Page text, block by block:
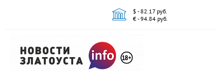
$ - 82.17 руб.
€ - 94.84 руб.